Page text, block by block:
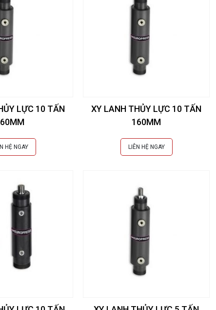
LỰC 10 TẤN
HỆ NGAY
XY LANH THỦY LỰC 10 TẤN
160MM
LIÊN HỆ NGAY